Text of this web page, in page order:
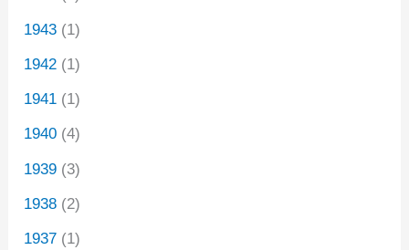
1943 (1)
1942 (1)
1941 (1)
1940 (4)
1939 (3)
1938 (2)
1937 (1)